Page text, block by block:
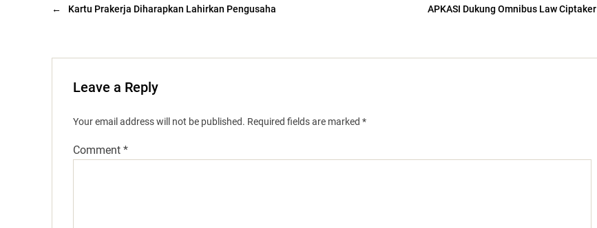
← Kartu Prakerja Diharapkan Lahirkan Pengusaha APKASI Dukung Omnibus Law Ciptaker
Leave a Reply
Your email address will not be published. Required fields are marked *
Comment *